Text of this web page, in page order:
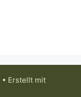
• Erstellt mit